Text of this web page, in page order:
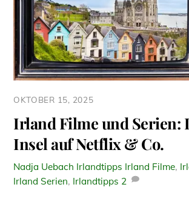
OKTOBER 15, 2025
Irland Filme und Serien:
Insel auf Netflix & Co.
Nadja Uebach Irlandtipps Irland Filme,
Irland Serien, Irlandtipps 2